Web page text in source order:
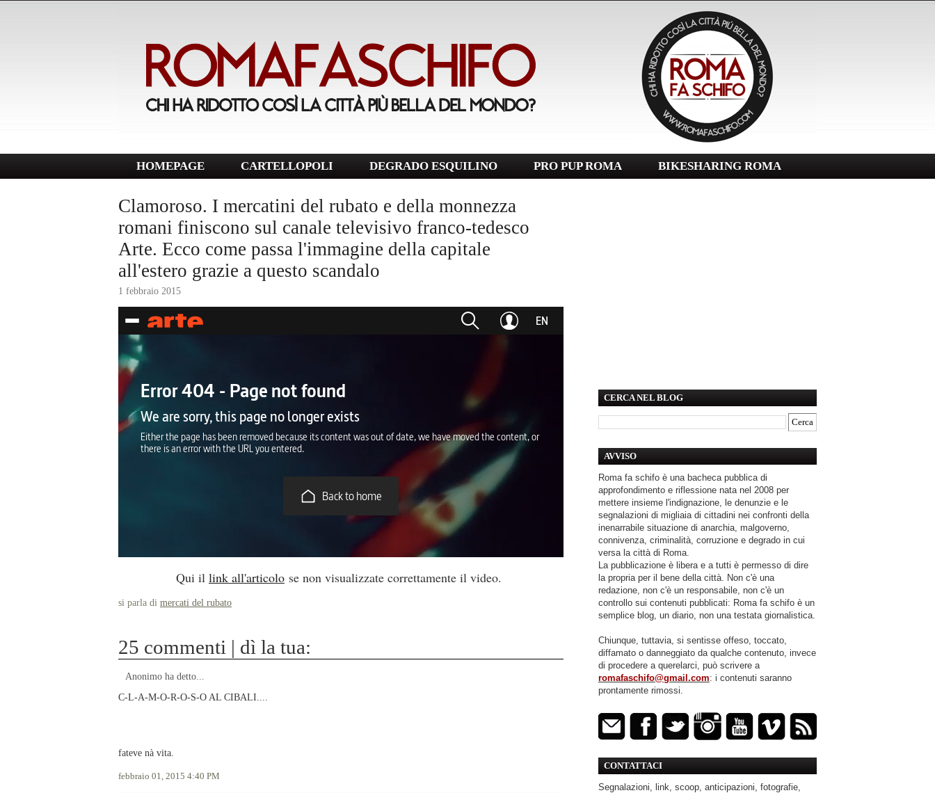
HOMEPAGE CARTELLOPOLI DEGRADO ESQUILINO PRO PUP ROMA BIKESHARING ROMA
Clamoroso. I mercatini del rubato e della monnezza
romani finiscono sul canale televisivo franco-tedesco
Arte. Ecco come passa l'immagine della capitale
all'estero grazie a questo scandalo
1 febbraio 2015
Qui il link all'articolo se non visualizzate correttamente il video.
si parla di mercati del rubato
25 commenti | dì la tua:
Anonimo ha detto...
C-L-A-M-O-R-O-S-O AL CIBALI....
fateve nà vita.
febbraio 01, 2015 4:40 PM
CERCA NEL BLOG
AVVISO
Roma fa schifo è una bacheca pubblica di
approfondimento e riflessione nata nel 2008 per
mettere insieme l'indignazione, le denunzie e le
segnalazioni di migliaia di cittadini nei confronti della
inenarrabile situazione di anarchia, malgoverno,
connivenza, criminalità, corruzione e degrado in cui
versa la città di Roma.
La pubblicazione è libera e a tutti è permesso di dire
la propria per il bene della città. Non c'è una
redazione, non c'è un responsabile, non c'è un
controllo sui contenuti pubblicati: Roma fa schifo è un
semplice blog, un diario, non una testata giornalistica.
Chiunque, tuttavia, si sentisse offeso, toccato,
diffamato o danneggiato da qualche contenuto, invece
di procedere a querelarci, può scrivere a
romafaschifo@gmail.com: i contenuti saranno
prontamente rimossi.
CONTATTACI
Segnalazioni, link, scoop, anticipazioni, fotografie,